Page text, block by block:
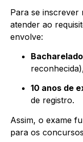
Para se inscrever
atender ao
envolve:
10 anos de
de registro.
Assim, o exame
para os